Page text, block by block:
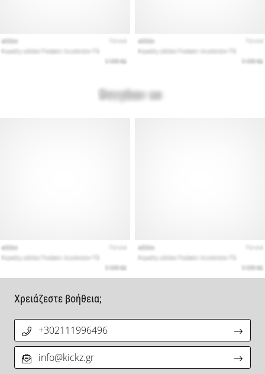
Χρειάζεστε βοήθεια;
+302111996496
info@kickz.gr